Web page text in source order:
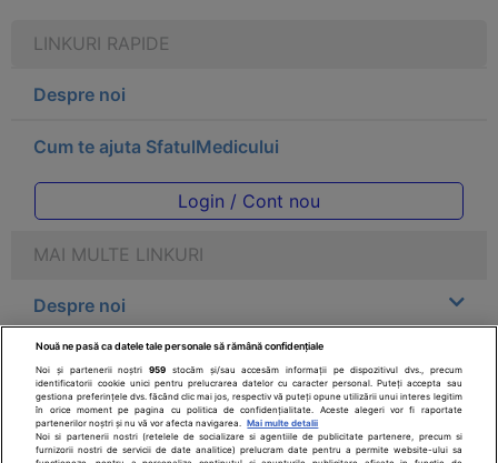
LINKURI RAPIDE
Despre noi
Cum te ajuta SfatulMedicului
Login / Cont nou
MAI MULTE LINKURI
Despre noi
Legal
Drepturile consumatorului
Nouă ne pasă ca datele tale personale să rămână confidențiale
Noi și partenerii noștri959 stocăm și/sau accesăm informații pe dispozitivul dvs., precum
identificatorii cookie unici pentru prelucrarea datelor cu caracter personal. Puteți accepta sau
gestiona preferințele dvs. făcând clic mai jos, respectiv vă puteți opune utilizării unui interes legitim
în orice moment pe pagina cu politica de confidențialitate. Aceste alegeri vor fi raportate
partenerilor noștri și nu vă vor afecta navigarea.
Mai multe detalii
Noi si partenerii nostri (retelele de socializare si agentiile de publicitate partenere, precum si
furnizorii nostri de servicii de date analitice) prelucram date pentru a permite website-ului sa